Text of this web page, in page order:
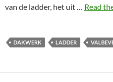
van de ladder, het uit … Read
DAKWERK LADDER